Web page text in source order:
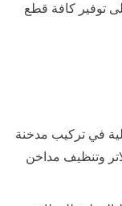
توفير كافة قطع
في تركيب مدخنة
وتنظيف مداخن